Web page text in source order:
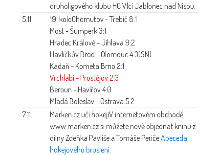
druholigového klubu HC Vlci Jablonec nad Nisou.
5.11.
19. koloChomutov - Třebíč 8:1
Most - Šumperk 3:1
Hradec Králové - Jihlava 9:2
Havlíčkův Brod - Olomouc 4:3(SN)
Kadaň - Kometa Brno 2:1
Vrchlabí - Prostějov 2:3
Beroun - Havířov 4:0
Mladá Boleslav - Ostrava 5:2
7.11.
Marken.cz učí hokejiV internetovém obchodě
www.marken.cz si můžete nově objednat knihu z
dílny Zdeňka Pavliše a Tomáše PeričeAbeceda
hokejového bruslení